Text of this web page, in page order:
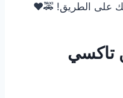
على الطريق! 🚕❤️
تاكسي